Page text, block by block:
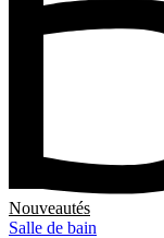
Nouveautés
Salle de bain